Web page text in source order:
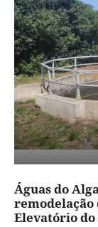
Águas do
remodelação
Elevatório